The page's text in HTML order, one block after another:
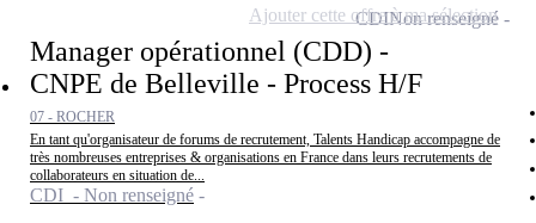
Manager opérationnel (CDD) -
CNPE de Belleville - Process H/F
07 - ROCHER
En tant qu'organisateur de forums de recrutement, Talents Handicap accompagne de
très nombreuses entreprises & organisations en France dans leurs recrutements de
collaborateurs en situation de...
CDI - Non renseigné
CDINon renseigné
Ajouter cette offre à ma sélection